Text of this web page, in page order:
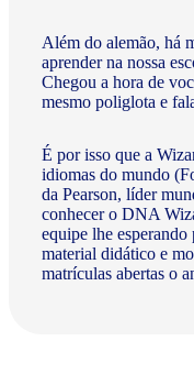
Além do alemão, há
aprender na nossa
Chegou a hora de
mesmo poliglota e
É por isso que a
idiomas do mundo
da Pearson, líder
conhecer o DNA
equipe lhe esperando
material didático e
matrículas abertas o